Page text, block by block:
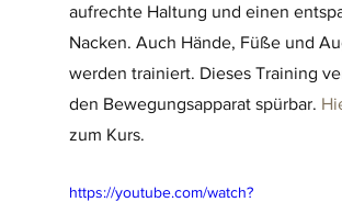
aufrechte Haltung und einen
Nacken. Auch Hände, Füße und
werden trainiert. Dieses Training
den Bewegungsapparat spürbar.
zum Kurs.
https://youtube.com/watch?